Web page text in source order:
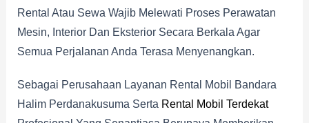
Rental Atau Sewa Wajib Melewati Proses Perawatan
Mesin, Interior Dan Eksterior Secara Berkala Agar
Semua Perjalanan Anda Terasa Menyenangkan.
Sebagai Perusahaan Layanan Rental Mobil Bandara
Halim Perdanakusuma Serta Rental Mobil Terdekat